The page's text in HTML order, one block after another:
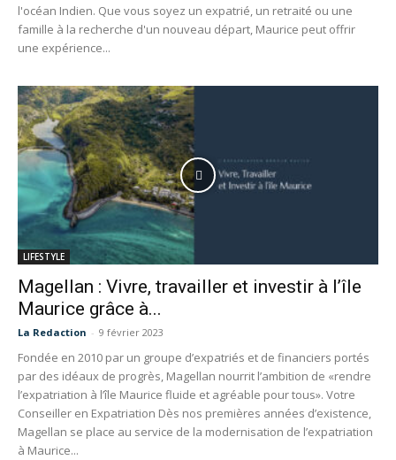
l'océan Indien. Que vous soyez un expatrié, un retraité ou une
famille à la recherche d'un nouveau départ, Maurice peut offrir
une expérience...
LIFESTYLE
Magellan : Vivre, travailler et investir à l’île
Maurice grâce à...
La Redaction - 9 février 2023
Fondée en 2010 par un groupe d’expatriés et de financiers portés
par des idéaux de progrès, Magellan nourrit l’ambition de «rendre
l’expatriation à l’île Maurice fluide et agréable pour tous». Votre
Conseiller en Expatriation Dès nos premières années d’existence,
Magellan se place au service de la modernisation de l’expatriation
à Maurice...